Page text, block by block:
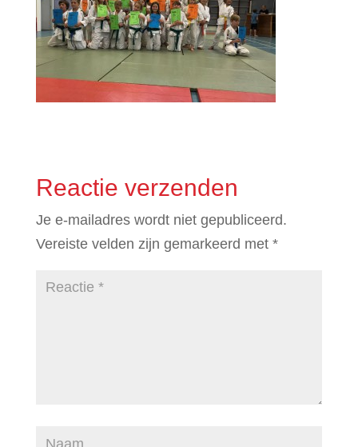
Reactie verzenden
Je e-mailadres wordt niet gepubliceerd.
Vereiste velden zijn gemarkeerd met *